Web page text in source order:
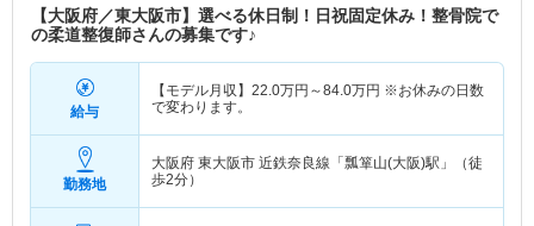
【大阪府／東大阪市】選べる休日制！日祝固定休み！整骨院で
の柔道整復師さんの募集です♪
給与
【モデル月収】 22.0万円～84.0万円 ※お休みの日数
で変わります。
勤務地
大阪府 東大阪市 近鉄奈良線「瓢箪山(大阪)駅」（徒
歩2分）